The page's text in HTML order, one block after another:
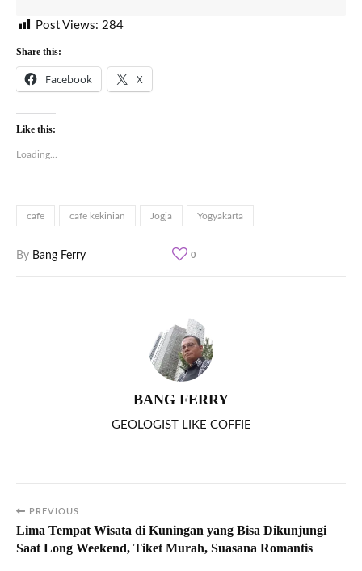
Post Views: 284
Share this:
Facebook X
Like this:
Loading...
cafe cafe kekinian Jogja Yogyakarta
By Bang Ferry 0
BANG FERRY
GEOLOGIST LIKE COFFIE
PREVIOUS
Lima Tempat Wisata di Kuningan yang Bisa Dikunjungi
Saat Long Weekend, Tiket Murah, Suasana Romantis